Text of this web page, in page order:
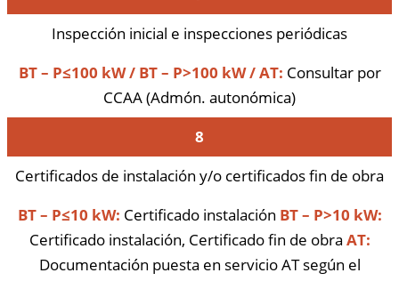
Inspección inicial e inspecciones periódicas
BT – P≤100 kW / BT – P>100 kW / AT: Consultar por
CCAA (Admón. autonómica)
8
Certificados de instalación y/o certificados fin de obra
BT – P≤10 kW: Certificado instalación BT – P>10 kW:
Certificado instalación, Certificado fin de obra AT:
Documentación puesta en servicio AT según el